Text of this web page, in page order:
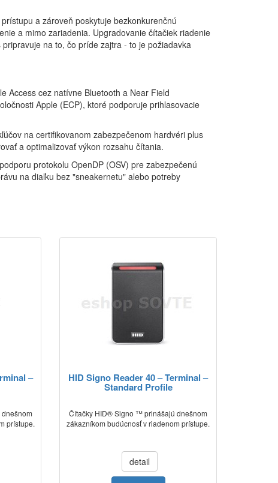
a zároveň poskytuje bezkonkurenčnú
a mimo zariadenia. Upgradovanie čítačiek riadenie
na to, čo príde zajtra - to je požiadavka
Access cez natívne Bluetooth a Near Field
Apple (ECP), ktoré podporuje prihlasovacie
na certifikovanom zabezpečenom hardvéri plus
a optimalizovať výkon rozsahu čítania.
protokolu OpenDP (OSV) pre zabezpečenú
na diaľku bez "sneakernetu" alebo potreby
–
prístupe.
HID Signo Reader 40 – Terminal –
Standard Profile
Čítačky HID® Signo ™ prinášajú dnešnom
zákazníkom budúcnosť v riadenom prístupe.
detail